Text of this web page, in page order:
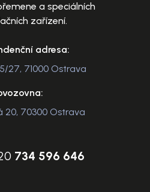
a speciálních
zařízení.
adresa:
27, 71000 Ostrava
20, 70300 Ostrava
734 596 646